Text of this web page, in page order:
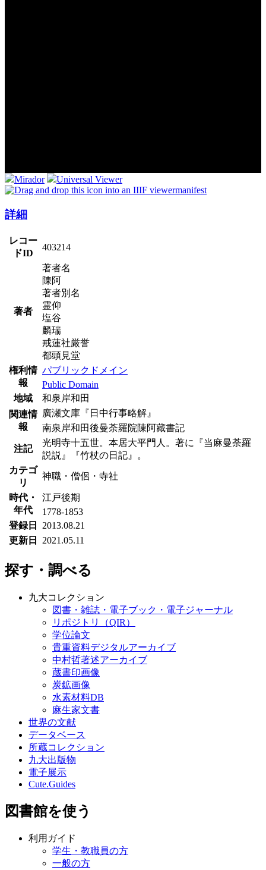
Mirador
Universal Viewer
manifest
詳細
レコー
ドID
403214
著者
著者名
陳阿
著者別名
霊仰
塩谷
麟瑞
戒蓮社厳誉
都頭見堂
権利情
報
パブリックドメイン
Public Domain
地域
和泉岸和田
関連情
報
廣瀬文庫『日中行事略解』
南泉岸和田後曼荼羅院陳阿藏書記
注記
光明寺十五世。本居大平門人。著に『当麻曼荼羅
説説』『竹杖の日記』。
カテゴ
リ
神職・僧侶・寺社
時代・
年代
江戸後期
1778-1853
登録日
2013.08.21
更新日
2021.05.11
探す・調べる
九大コレクション
図書・雑誌・電子ブック・電子ジャーナル
リポジトリ（QIR）
学位論文
貴重資料デジタルアーカイブ
中村哲著述アーカイブ
蔵書印画像
炭鉱画像
水素材料DB
麻生家文書
世界の文献
データベース
所蔵コレクション
九大出版物
電子展示
Cute.Guides
図書館を使う
利用ガイド
学生・教職員の方
一般の方